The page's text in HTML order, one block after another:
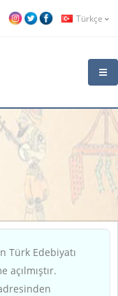
Türkçe
Türk Edebiyatı
açılmıştır.